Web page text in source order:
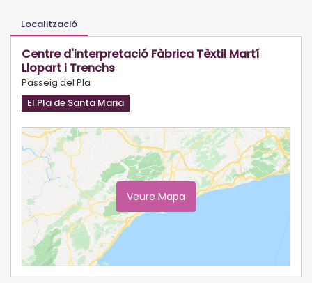
Localització
Centre d'interpretació Fàbrica Tèxtil Martí
Llopart i Trenchs
Passeig del Pla
El Pla de Santa Maria
Veure Mapa